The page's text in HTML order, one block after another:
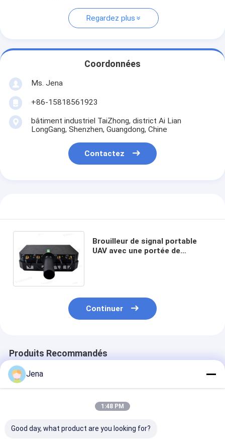
Regardez plus
Coordonnées
Ms. Jena
+86-15818561923
bâtiment industriel TaiZhong, district Ai Lian
LongGang, Shenzhen, Guangdong, Chine
Contactez
Brouilleur de signal portable
UAV avec une portée de
Continuer
Produits Recommandés
Jena
1:48 PM
Good day, what product are you looking for?